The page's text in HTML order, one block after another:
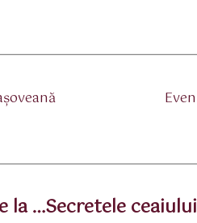
la …Secretele